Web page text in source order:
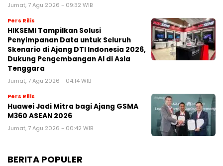
Jumat, 7 Agu 2026 - 09:32 WIB
Pers Rilis
HIKSEMI Tampilkan Solusi
Penyimpanan Data untuk Seluruh
Skenario di Ajang DTI Indonesia 2026,
Dukung Pengembangan AI di Asia
Tenggara
Jumat, 7 Agu 2026 - 04:14 WIB
Pers Rilis
Huawei Jadi Mitra bagi Ajang GSMA
M360 ASEAN 2026
Jumat, 7 Agu 2026 - 00:42 WIB
BERITA POPULER